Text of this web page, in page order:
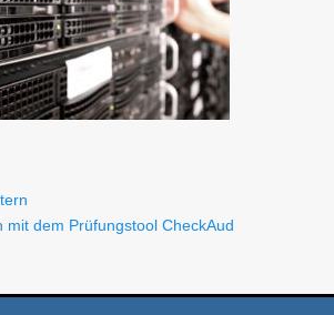
mit dem Prüfungstool CheckAud